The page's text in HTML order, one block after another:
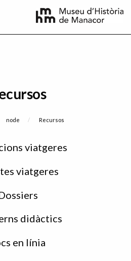
node Current:
Recursos
viatgeres
viatgeres
didàctics
en línia